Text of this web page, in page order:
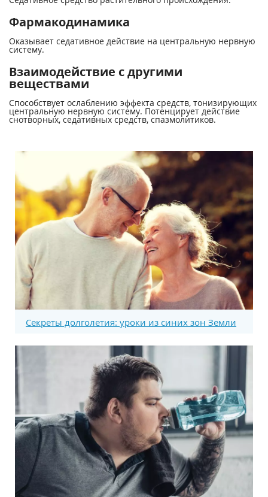
Фармакодинамика
Оказывает седативное действие на центральную нервную
систему.
Взаимодействие с другими
веществами
Способствует ослаблению эффекта средств, тонизирующих
центральную нервную систему. Потенцирует действие
снотворных, седативных средств, спазмолитиков.
Секреты долголетия: уроки из синих зон Земли